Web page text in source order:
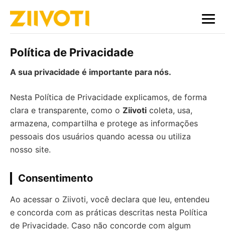
Política de Privacidade
A sua privacidade é importante para nós.
Nesta Política de Privacidade explicamos, de forma
clara e transparente, como o Ziivoti coleta, usa,
armazena, compartilha e protege as informações
pessoais dos usuários quando acessa ou utiliza
nosso site.
Consentimento
Ao acessar o Ziivoti, você declara que leu, entendeu
e concorda com as práticas descritas nesta Política
de Privacidade. Caso não concorde com algum